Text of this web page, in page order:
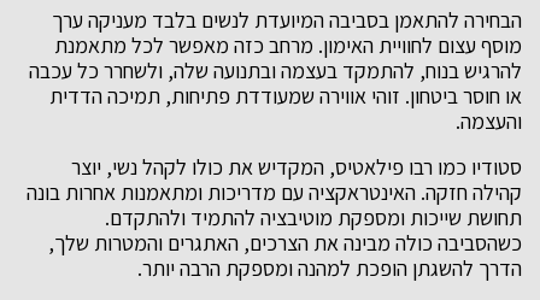
הבחירה להתאמן בסביבה המיועדת לנשים בלבד מעניקה ערך
מוסף עצום לחוויית האימון. מרחב כזה מאפשר לכל מתאמנת
להרגיש בנוח, להתמקד בעצמה ובתנועה שלה, ולשחרר כל עכבה
או חוסר ביטחון. זוהי אווירה שמעודדת פתיחות, תמיכה הדדית
והעצמה.
סטודיו כמו רבו פילאטיס, המקדיש את כולו לקהל נשי, יוצר
קהילה חזקה. האינטראקציה עם מדריכות ומתאמנות אחרות בונה
תחושת שייכות ומספקת מוטיבציה להתמיד ולהתקדם.
כשהסביבה כולה מבינה את הצרכים, האתגרים והמטרות שלך,
הדרך להשגתן הופכת למהנה ומספקת הרבה יותר.